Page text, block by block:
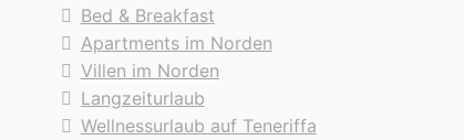
Bed & Breakfast
Apartments im Norden
Villen im Norden
Langzeiturlaub
Wellnessurlaub auf Teneriffa